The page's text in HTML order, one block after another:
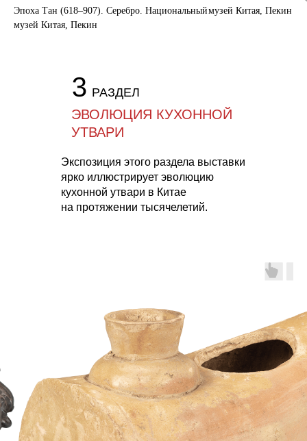
Эпоха Тан (618–907). Серебро. Национальный
музей Китая, Пекин
музей Китая, Пекин
3 РАЗДЕЛ
ЭВОЛЮЦИЯ КУХОННОЙ
УТВАРИ
Экспозиция этого раздела выставки
ярко иллюстрирует эволюцию
кухонной утвари в Китае
на протяжении тысячелетий.